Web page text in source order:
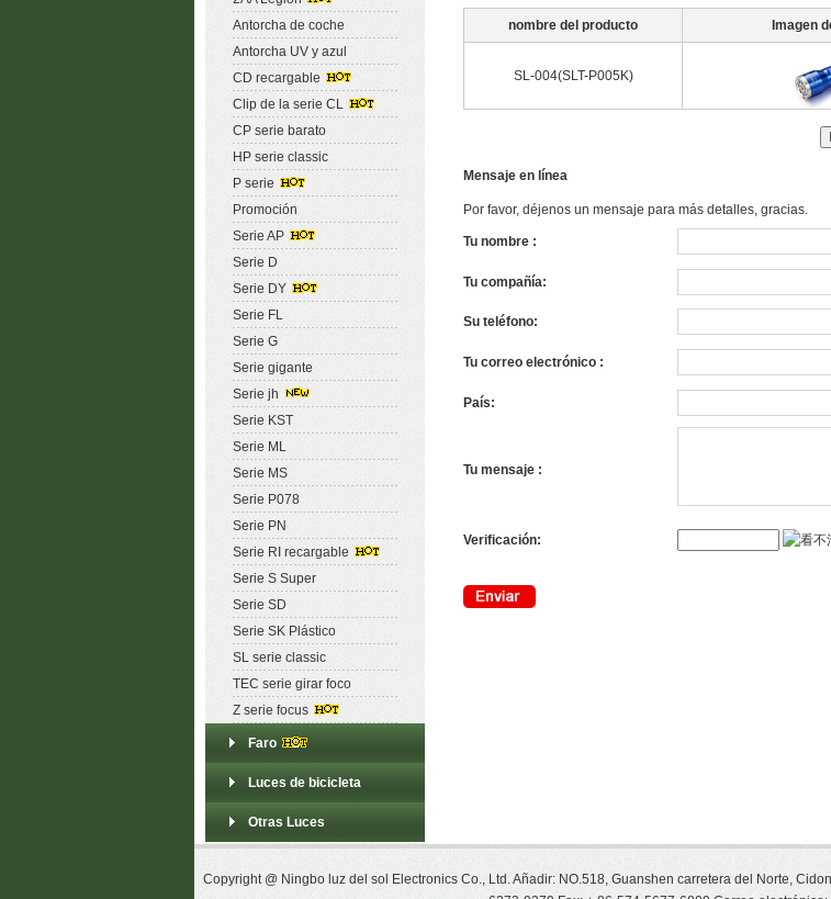
Antorcha de coche
Antorcha UV y azul
CD recargable
Clip de la serie CL
CP serie barato
HP serie classic
P serie
Promoción
Serie AP
Serie D
Serie DY
Serie FL
Serie G
Serie gigante
Serie jh
Serie KST
Serie ML
Serie MS
Serie P078
Serie PN
Serie RI recargable
Serie S Super
Serie SD
Serie SK Plástico
SL serie classic
TEC serie girar foco
Z serie focus
Faro
Luces de bicicleta
Otras Luces
nombre del producto Imagen
SL-004(SLT-P005K)
Mensaje en línea
Por favor, déjenos un mensaje para más detalles, gracias.
Tu nombre :
Tu compañía:
Su teléfono:
Tu correo electrónico :
País:
Tu mensaje :
Verificación:
Copyright @ Ningbo luz del sol Electronics Co., Ltd. Añadir: NO.518, Guanshen carretera del Norte,